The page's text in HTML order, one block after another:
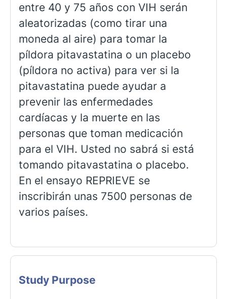
entre 40 y 75 años con VIH serán
aleatorizadas (como tirar una
moneda al aire) para tomar la
píldora pitavastatina o un placebo
(píldora no activa) para ver si la
pitavastatina puede ayudar a
prevenir las enfermedades
cardíacas y la muerte en las
personas que toman medicación
para el VIH. Usted no sabrá si está
tomando pitavastatina o placebo.
En el ensayo REPRIEVE se
inscribirán unas 7500 personas de
varios países.
Study Purpose